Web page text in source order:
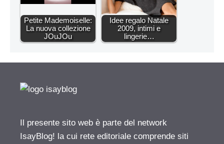
Petite Mademoiselle:
La nuova collezione
JOuJOu
Idee regalo Natale
2009, intimi e
lingerie…
Il presente sito web è parte del network
IsayBlog! la cui rete editoriale comprende siti